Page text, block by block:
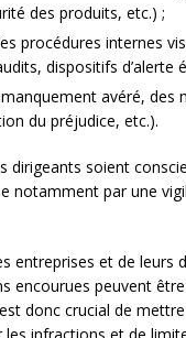
des produits, etc.) ;
procédures internes
dispositifs d’alerte
avéré,
du préjudice, etc.).
dirigeants soient
notamment par une
entreprises et de
encourues peuvent
donc crucial de